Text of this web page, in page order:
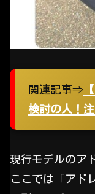
関連記事⇒
検討の人！
現行モデルのア
ここでは「アド